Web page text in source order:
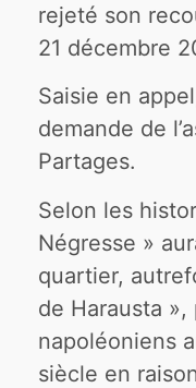
rejeté son
21 décembre
Saisie en
demande de
Partages.
Selon les
Négresse »
quartier,
de Harausta
napoléoniens
siècle en